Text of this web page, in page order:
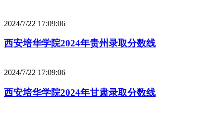
2024/7/22 17:09:06
西安培华学院2024年贵州录取分数线
2024/7/22 17:09:06
西安培华学院2024年甘肃录取分数线